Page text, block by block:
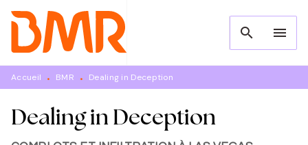
MENU RECHERCHE
PIED DE PAGE
search menu
Accueil • BMR • Dealing in Deception
Dealing in Deception